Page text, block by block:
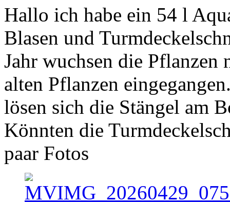
Hallo ich habe ein 54 l
Blasen und
Jahr wuchsen die
alten Pflanzen
lösen sich die Stängel am
Könnten die
paar Fotos